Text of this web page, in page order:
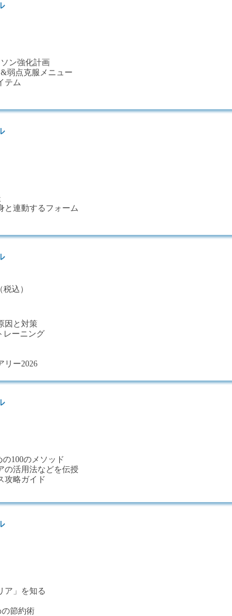
ン強化計画
弱点克服メニュー
テム
と連動するフォーム
込）
因と対策
レーニング
ー2026
100のメソッド
の活用法などを伝授
略ガイド
ア」を知る
節約術